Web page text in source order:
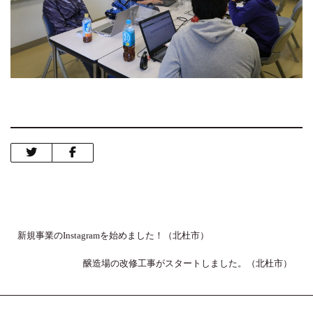
新規事業のInstagramを始めました！（北杜市）
醸造場の改修工事がスタートしました。（北杜市）